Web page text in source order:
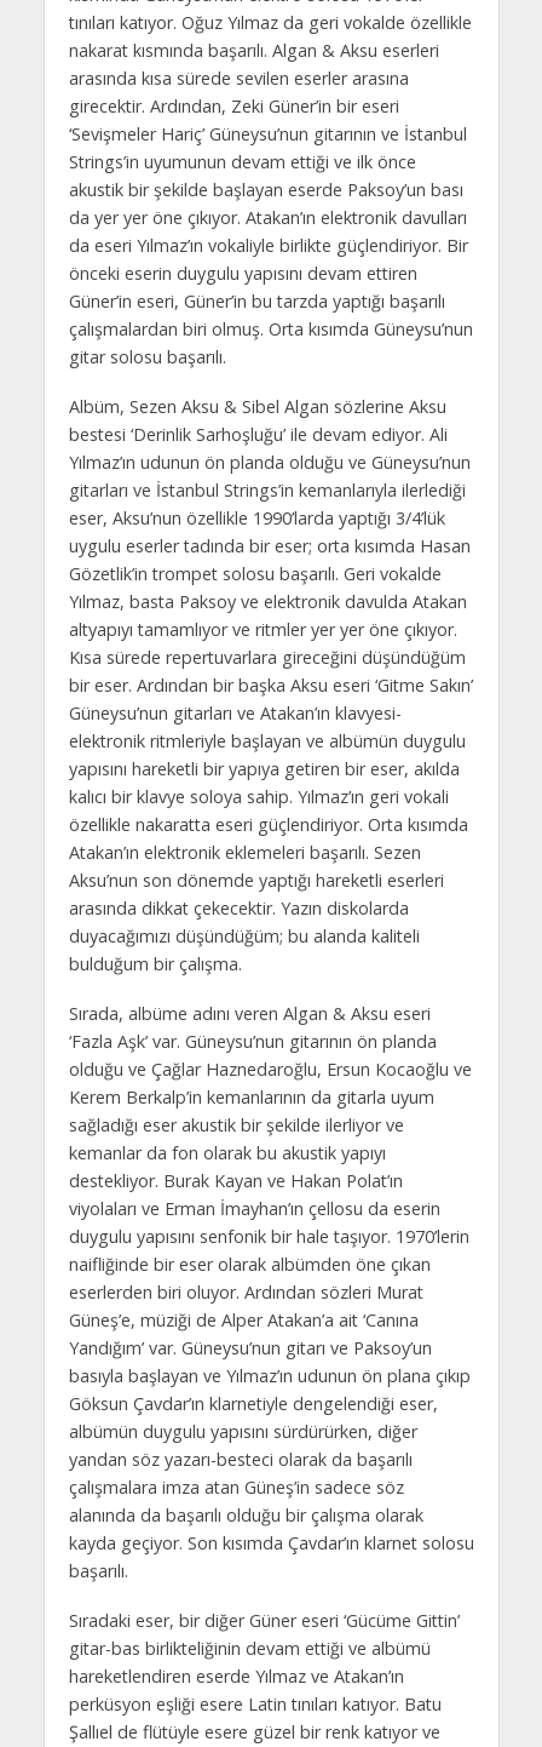
tınıları katıyor. Oğuz Yılmaz da geri vokalde özellikle
nakarat kısmında başarılı. Algan & Aksu eserleri
arasında kısa sürede sevilen eserler arasına
girecektir. Ardından, Zeki Güner’in bir eseri
‘Sevişmeler Hariç’ Güneysu’nun gitarının ve İstanbul
Strings’in uyumunun devam ettiği ve ilk önce
akustik bir şekilde başlayan eserde Paksoy’un bası
da yer yer öne çıkıyor. Atakan’ın elektronik davulları
da eseri Yılmaz’ın vokaliyle birlikte güçlendiriyor. Bir
önceki eserin duygulu yapısını devam ettiren
Güner’in eseri, Güner’in bu tarzda yaptığı başarılı
çalışmalardan biri olmuş. Orta kısımda Güneysu’nun
gitar solosu başarılı.
Albüm, Sezen Aksu & Sibel Algan sözlerine Aksu
bestesi ‘Derinlik Sarhoşluğu’ ile devam ediyor. Ali
Yılmaz’ın udunun ön planda olduğu ve Güneysu’nun
gitarları ve İstanbul Strings’in kemanlarıyla ilerlediği
eser, Aksu’nun özellikle 1990’larda yaptığı 3/4’lük
uygulu eserler tadında bir eser; orta kısımda Hasan
Gözetlik’in trompet solosu başarılı. Geri vokalde
Yılmaz, basta Paksoy ve elektronik davulda Atakan
altyapıyı tamamlıyor ve ritmler yer yer öne çıkıyor.
Kısa sürede repertuvarlara gireceğini düşündüğüm
bir eser. Ardından bir başka Aksu eseri ‘Gitme Sakın’
Güneysu’nun gitarları ve Atakan’ın klavyesi-
elektronik ritmleriyle başlayan ve albümün duygulu
yapısını hareketli bir yapıya getiren bir eser, akılda
kalıcı bir klavye soloya sahip. Yılmaz’ın geri vokali
özellikle nakaratta eseri güçlendiriyor. Orta kısımda
Atakan’ın elektronik eklemeleri başarılı. Sezen
Aksu’nun son dönemde yaptığı hareketli eserleri
arasında dikkat çekecektir. Yazın diskolarda
duyacağımızı düşündüğüm; bu alanda kaliteli
bulduğum bir çalışma.
Sırada, albüme adını veren Algan & Aksu eseri
‘Fazla Aşk’ var. Güneysu’nun gitarının ön planda
olduğu ve Çağlar Haznedaroğlu, Ersun Kocaoğlu ve
Kerem Berkalp’in kemanlarının da gitarla uyum
sağladığı eser akustik bir şekilde ilerliyor ve
kemanlar da fon olarak bu akustik yapıyı
destekliyor. Burak Kayan ve Hakan Polat’ın
viyolaları ve Erman İmayhan’ın çellosu da eserin
duygulu yapısını senfonik bir hale taşıyor. 1970’lerin
naifliğinde bir eser olarak albümden öne çıkan
eserlerden biri oluyor. Ardından sözleri Murat
Güneş’e, müziği de Alper Atakan’a ait ‘Canına
Yandığım’ var. Güneysu’nun gitarı ve Paksoy’un
basıyla başlayan ve Yılmaz’ın udunun ön plana çıkıp
Göksun Çavdar’ın klarnetiyle dengelendiği eser,
albümün duygulu yapısını sürdürürken, diğer
yandan söz yazarı-besteci olarak da başarılı
çalışmalara imza atan Güneş’in sadece söz
alanında da başarılı olduğu bir çalışma olarak
kayda geçiyor. Son kısımda Çavdar’ın klarnet solosu
başarılı.
Sıradaki eser, bir diğer Güner eseri ‘Gücüme Gittin’
gitar-bas birlikteliğinin devam ettiği ve albümü
hareketlendiren eserde Yılmaz ve Atakan’ın
perküsyon eşliği esere Latin tınıları katıyor. Batu
Şallıel de flütüyle esere güzel bir renk katıyor ve